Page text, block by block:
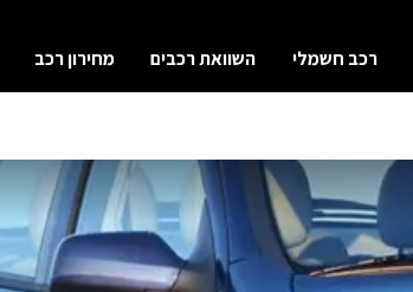
רכב חשמלי השוואת רכבים מחירון רכב